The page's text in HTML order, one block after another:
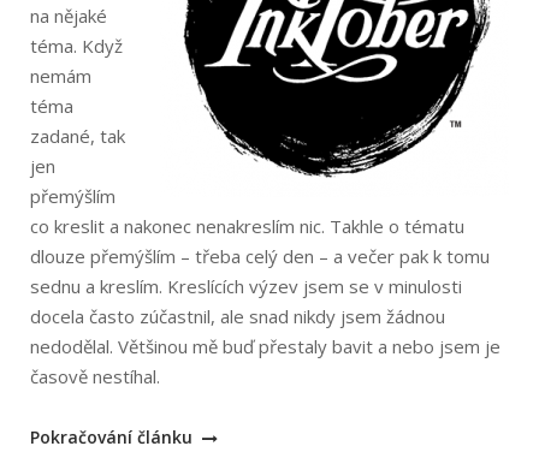
na nějaké
téma. Když
nemám
téma
zadané, tak
jen
přemýšlím
co kreslit a nakonec nenakreslím nic. Takhle o tématu
dlouze přemýšlím – třeba celý den – a večer pak k tomu
sednu a kreslím. Kreslících výzev jsem se v minulosti
docela často zúčastnil, ale snad nikdy jsem žádnou
nedodělal. Většinou mě buď přestaly bavit a nebo jsem je
časově nestíhal.
„Inktober
Pokračování článku